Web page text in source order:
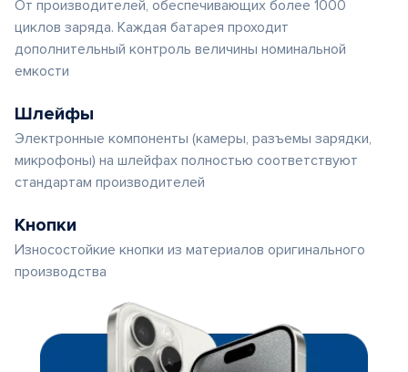
От производителей, обеспечивающих более 1000
циклов заряда. Каждая батарея проходит
дополнительный контроль величины номинальной
емкости
Шлейфы
Электронные компоненты (камеры, разъемы зарядки,
микрофоны) на шлейфах полностью соответствуют
стандартам производителей
Кнопки
Износостойкие кнопки из материалов оригинального
производства